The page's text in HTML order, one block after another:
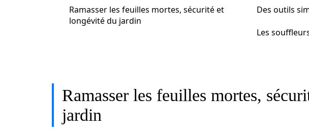
Ramasser les feuilles mortes, sécurité et
longévité du jardin
Des outils
Les
Ramasser les feuilles mortes,
jardin